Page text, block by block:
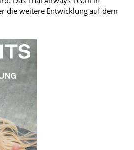
die weitere Entwicklung auf dem